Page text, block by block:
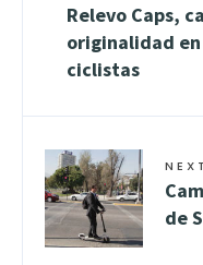
Relevo Caps,
originalidad
ciclistas
de